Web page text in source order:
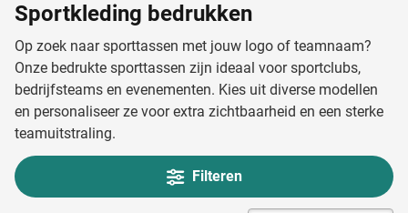
Sportkleding bedrukken
Op zoek naar sporttassen met jouw logo of teamnaam?
Onze bedrukte sporttassen zijn ideaal voor sportclubs,
bedrijfsteams en evenementen. Kies uit diverse modellen
en personaliseer ze voor extra zichtbaarheid en een sterke
teamuitstraling.
Filteren